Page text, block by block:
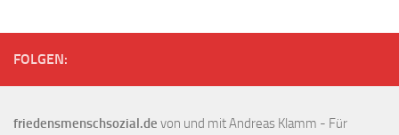
FOLGEN:
friedensmenschsozial.de von und mit Andreas Klamm - Für